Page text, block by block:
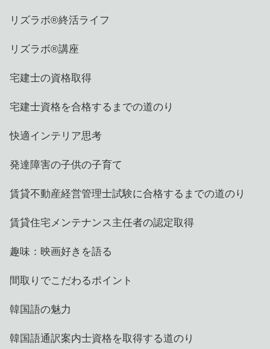
リズラボ®️終活ライフ
リズラボ®️講座
宅建士の資格取得
宅建士資格を合格するまでの道のり
快適インテリア思考
発達障害の子供の子育て
賃貸不動産経営管理士試験に合格するまでの道のり
賃貸住宅メンテナンス主任者の認定取得
趣味：映画好きを語る
間取りでこだわるポイント
韓国語の魅力
韓国語通訳案内士資格を取得する道のり